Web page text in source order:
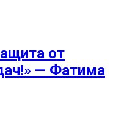
от
— Фатима